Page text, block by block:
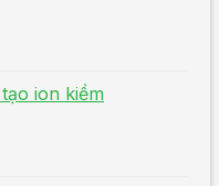
ion kiềm